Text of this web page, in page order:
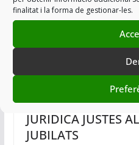
finalitat i la forma de gestionar-les.
PER UNA
JURIDICA JUSTES
JUBILATS